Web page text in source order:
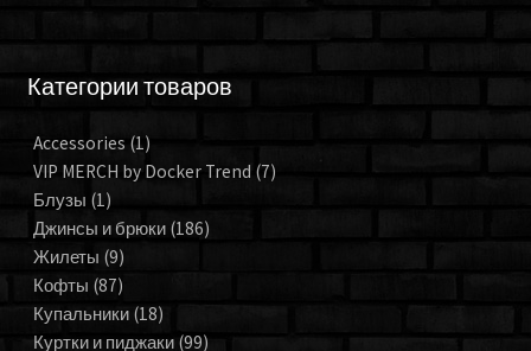
Категории товаров
Accessories (1)
VIP MERCH by Docker Trend (7)
Блузы (1)
Джинсы и брюки (186)
Жилеты (9)
Кофты (87)
Купальники (18)
Куртки и пиджаки (99)